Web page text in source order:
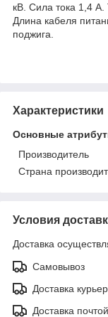
кВ. Сила тока 1,4
Длина кабеля
поджига.
Характеристики
Основные
Производитель
Страна
Условия
Доставка
Самовывоз
Доставка
Доставка почтой